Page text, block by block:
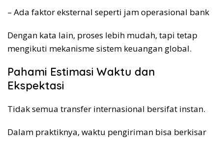
– Ada faktor eksternal seperti jam operasional bank
Dengan kata lain, proses lebih mudah, tapi tetap
mengikuti mekanisme sistem keuangan global.
Pahami Estimasi Waktu dan
Ekspektasi
Tidak semua transfer internasional bersifat instan.
Dalam praktiknya, waktu pengiriman bisa berkisar